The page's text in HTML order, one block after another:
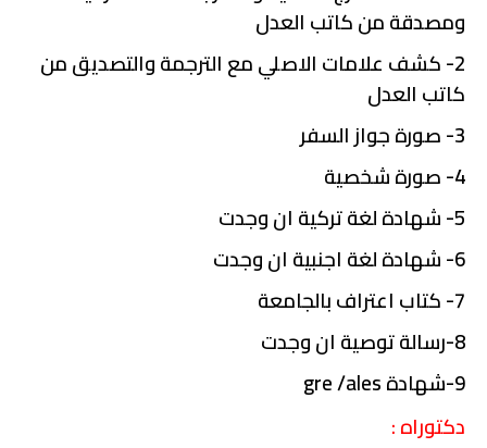
ومصدقة من كاتب العدل
2- كشف علامات الاصلي مع الترجمة والتصديق من
كاتب العدل
3- صورة جواز السفر
4- صورة شخصية
5- شهادة لغة تركية ان وجدت
6- شهادة لغة اجنبية ان وجدت
7- كتاب اعتراف بالجامعة
8-رسالة توصية ان وجدت
9-شهادة gre /ales
دكتوراه: